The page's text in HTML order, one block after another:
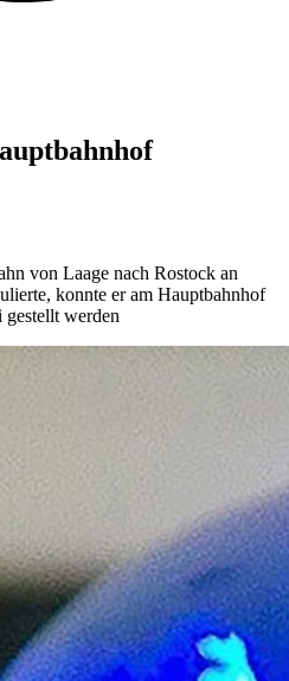
von Laage nach Rostock an
konnte er am Hauptbahnhof
werden